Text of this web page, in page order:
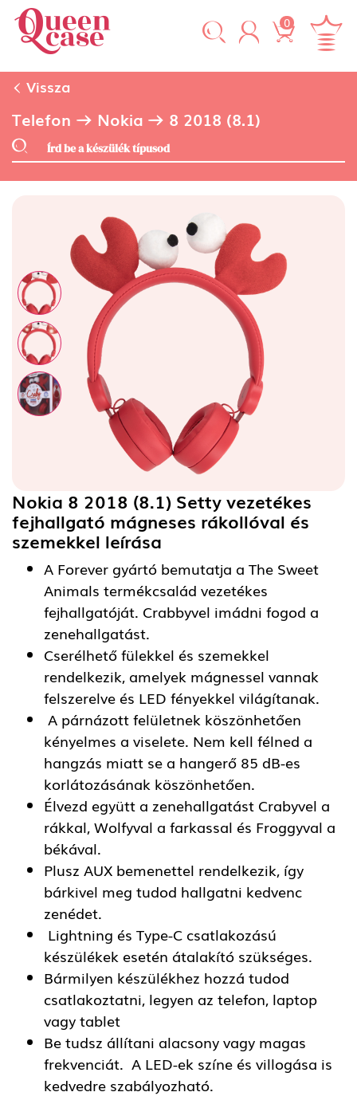
0
Vissza
Telefon Nokia 8 2018 (8.1)
Nokia 8 2018 (8.1) Setty vezetékes
fejhallgató mágneses rákollóval és
szemekkel leírása
A Forever gyártó bemutatja a The Sweet
Animals termékcsalád vezetékes
fejhallgatóját. Crabbyvel imádni fogod a
zenehallgatást.
Cserélhető fülekkel és szemekkel
rendelkezik, amelyek mágnessel vannak
felszerelve és LED fényekkel világítanak.
A párnázott felületnek köszönhetően
kényelmes a viselete. Nem kell félned a
hangzás miatt se a hangerő 85 dB-es
korlátozásának köszönhetően.
Élvezd együtt a zenehallgatást Crabyvel a
rákkal, Wolfyval a farkassal és Froggyval a
békával.
Plusz AUX bemenettel rendelkezik, így
bárkivel meg tudod hallgatni kedvenc
zenédet.
Lightning és Type-C csatlakozású
készülékek esetén átalakító szükséges.
Bármilyen készülékhez hozzá tudod
csatlakoztatni, legyen az telefon, laptop
vagy tablet
Be tudsz állítani alacsony vagy magas
frekvenciát. A LED-ek színe és villogása is
kedvedre szabályozható.